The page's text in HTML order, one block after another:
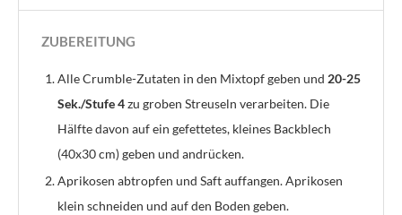
ZUBEREITUNG
Alle Crumble-Zutaten in den Mixtopf geben und 20-25
Sek./Stufe 4zu groben Streuseln verarbeiten. Die
Hälfte davon auf ein gefettetes, kleines Backblech
(40x30 cm) geben und andrücken.
Aprikosen abtropfen und Saft auffangen. Aprikosen
klein schneiden und auf den Boden geben.